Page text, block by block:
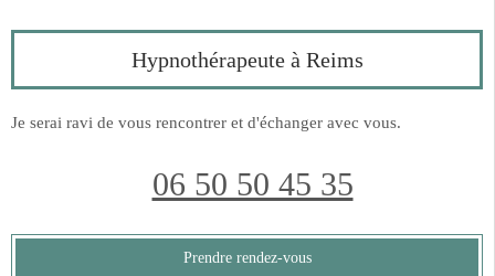
Hypnothérapeute à Reims
Je serai ravi de vous rencontrer et d'échanger avec vous.
06 50 50 45 35
Prendre rendez-vous